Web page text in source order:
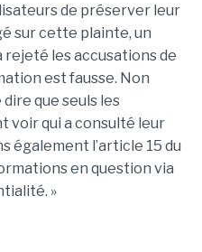
de préserver leur
sur cette plainte, un
les accusations de
est fausse. Non
que seuls les
voir qui a consulté leur
également l’article 15 du
en question via
»